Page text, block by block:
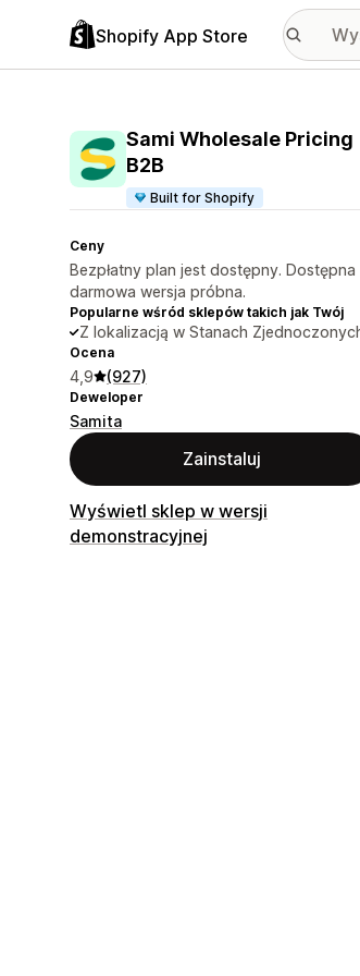
Shopify App Store
Sami Wholesale Pricing
B2B
Built for Shopify
Ceny
Bezpłatny plan jest dostępny. Dostępna
darmowa wersja próbna.
Popularne wśród sklepów takich jak Twój
Z lokalizacją w Stanach
Ocena
4,9 (927)
Deweloper
Samita
Zainstaluj
Wyświetl sklep w wersji
demonstracyjnej